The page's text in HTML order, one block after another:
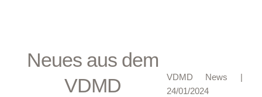
Neues aus dem
VDMD
VDMD News |
24/01/2024